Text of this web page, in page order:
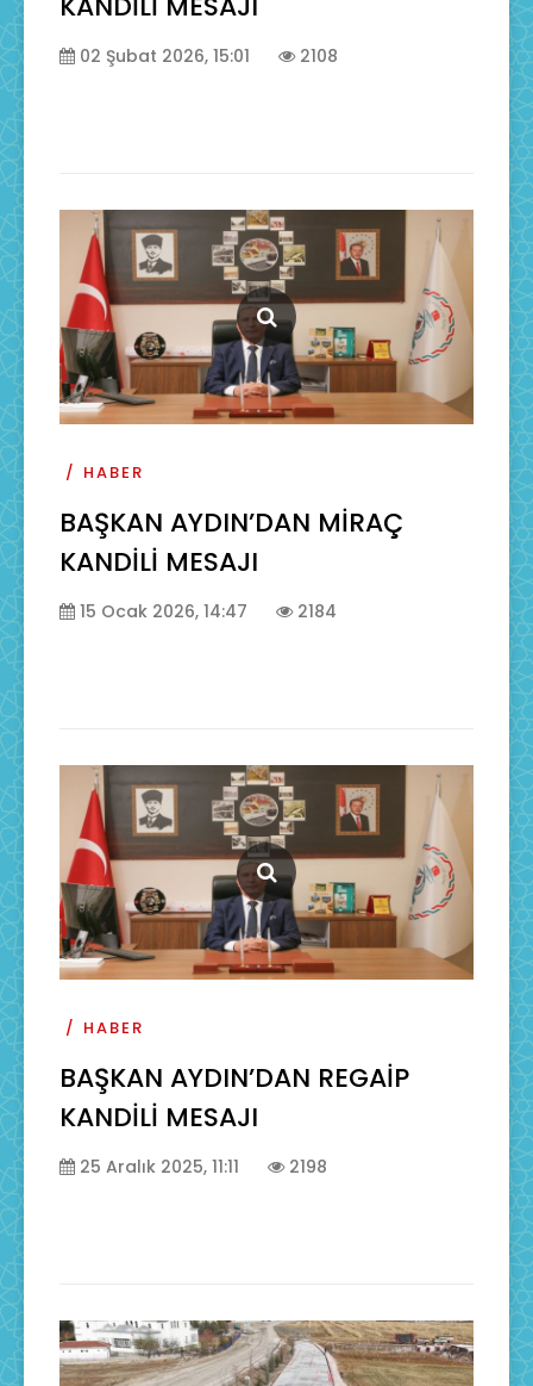
02 Şubat 2026, 15:01 2108
HABER
BAŞKAN AYDIN’DAN MİRAÇ
KANDİLİ MESAJI
15 Ocak 2026, 14:47 2184
HABER
BAŞKAN AYDIN’DAN REGAİP
KANDİLİ MESAJI
25 Aralık 2025, 11:11 2198